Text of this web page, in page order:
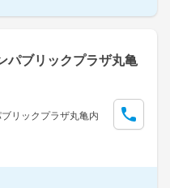
パブリックプラザ丸亀
リックプラザ丸亀内